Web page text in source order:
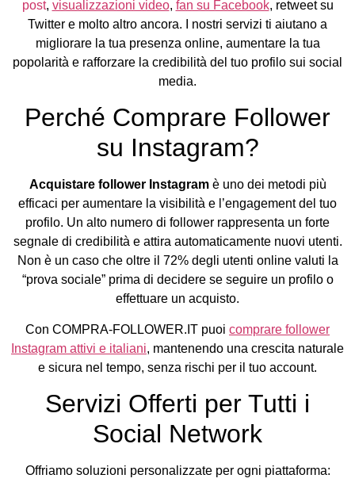
post, visualizzazioni video, fan su Facebook, retweet su
Twitter e molto altro ancora. I nostri servizi ti aiutano a
migliorare la tua presenza online, aumentare la tua
popolarità e rafforzare la credibilità del tuo profilo sui social
media.
Perché Comprare Follower
su Instagram?
Acquistare follower Instagramè uno dei metodi più
efficaci per aumentare la visibilità e l’engagement del tuo
profilo. Un alto numero di follower rappresenta un forte
segnale di credibilità e attira automaticamente nuovi utenti.
Non è un caso che oltre il 72% degli utenti online valuti la
“prova sociale” prima di decidere se seguire un profilo o
effettuare un acquisto.
Con COMPRA-FOLLOWER.IT puoi comprare follower
Instagram attivi e italiani, mantenendo una crescita naturale
e sicura nel tempo, senza rischi per il tuo account.
Servizi Offerti per Tutti i
Social Network
Offriamo soluzioni personalizzate per ogni piattaforma: